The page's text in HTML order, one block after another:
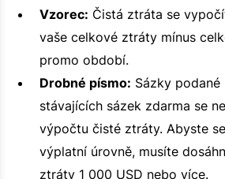
Vzorec: Čistá ztráta se
vaše celkové ztráty mínus
promo období.
Drobné písmo: Sázky
stávajících sázek zdarma se
výpočtu čisté ztráty. Abyste
výplatní úrovně, musíte
ztráty 1 000 USD nebo více.